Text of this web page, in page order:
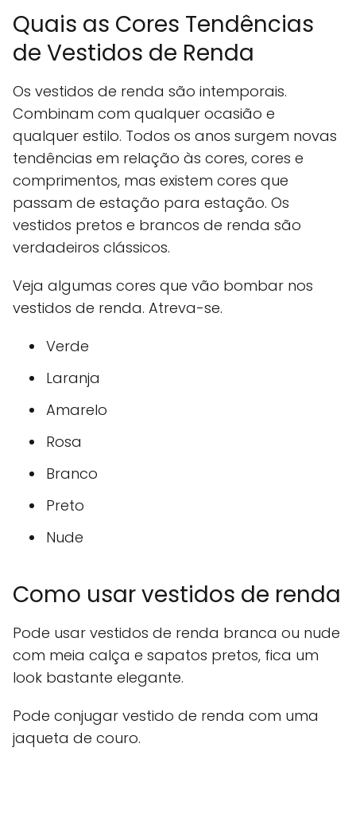
Quais as Cores Tendências
de Vestidos de Renda
Os vestidos de renda são intemporais.
Combinam com qualquer ocasião e
qualquer estilo. Todos os anos surgem novas
tendências em relação às cores, cores e
comprimentos, mas existem cores que
passam de estação para estação. Os
vestidos pretos e brancos de renda são
verdadeiros clássicos.
Veja algumas cores que vão bombar nos
vestidos de renda. Atreva-se.
Verde
Laranja
Amarelo
Rosa
Branco
Preto
Nude
Como usar vestidos de renda
Pode usar vestidos de renda branca ou nude
com meia calça e sapatos pretos, fica um
look bastante elegante.
Pode conjugar vestido de renda com uma
jaqueta de couro.